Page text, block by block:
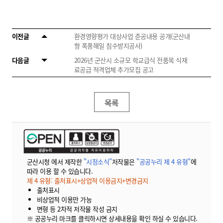
이전글
환경영향평가 대상사업 준공내용 공개(군산내
항 폭풍해일 침수방지공사)
다음글
2026년 군산시 소규모 학교급식 전품목 식재
료공급 적격업체 추가모집 공고
목록
군산시청 에서 제작한 "시정소식"저작물은 "공공누리 제 4 유형"에
따라 이용 할 수 있습니다.
제 4 유형: 출처표시+상업적 이용금지+변경금지
출처표시
비상업적 이용만 가능
변형 등 2차적 저작물 작성 금지
※ 공공누리 마크를 클릭하시면 상세내용을 확인 하실 수 있습니다.